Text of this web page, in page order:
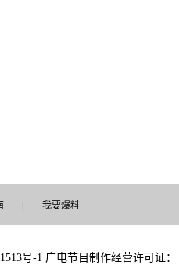
我要爆料
号-1 广电节目制作经营许可证：